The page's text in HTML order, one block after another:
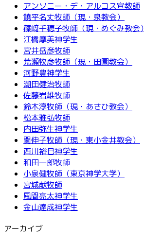
アンソニー・デ・アルコス宣教師
饒平名丈牧師（現・泉教会）
篠﨑千穂子牧師（現・めぐみ教会）
江橋摩美神学生
宮井岳彦牧師
荒瀬牧彦牧師（現・田園教会）
河野豊神学生
潮田健治牧師
佐藤岩雄牧師
鈴木淳牧師（現・あさひ教会）
松本雅弘牧師
内田弥生神学生
関伸子牧師（現・東小金井教会）
西川裕巳神学生
和田一郎牧師
小泉健牧師（東京神学大学）
宮城献牧師
風間亮太神学生
金山達成神学生
アーカイブ